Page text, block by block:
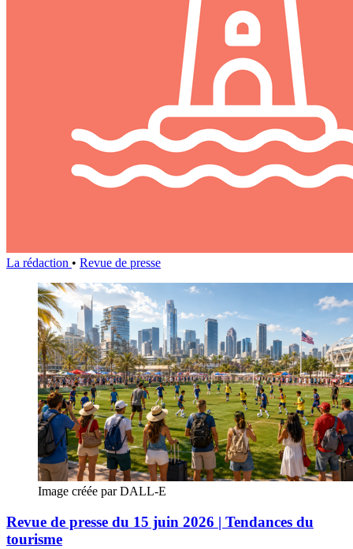
La rédaction • Revue de presse
Image créée par DALL-E
Revue de presse du 15 juin 2026 | Tendances du
tourisme